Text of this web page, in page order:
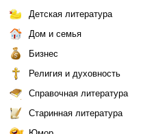
Детская литература
Дом и семья
Бизнес
Религия и духовность
Справочная литература
Старинная литература